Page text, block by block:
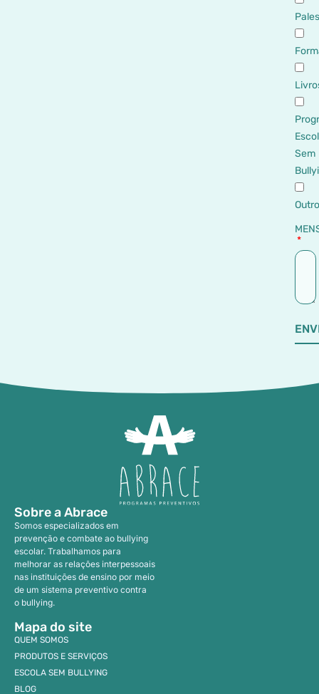
Sem
Sobre a Abrace
Somos especializados em
prevenção e combate ao bullying
escolar. Trabalhamos para
melhorar as relações interpessoais
nas instituições de ensino por meio
de um sistema preventivo contra
o bullying.
Mapa do site
QUEM SOMOS
PRODUTOS E SERVIÇOS
ESCOLA SEM BULLYING
BLOG